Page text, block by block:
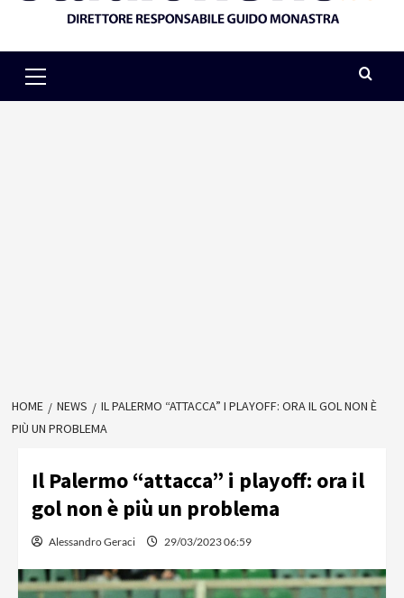
Menu
HOME NEWS
IL PALERMO “ATTACCA” I PLAYOFF: ORA IL GOL NON È
PIÙ UN PROBLEMA
Il Palermo “attacca” i playoff: ora il
gol non è più un problema
Alessandro Geraci 29/03/2023 06:59